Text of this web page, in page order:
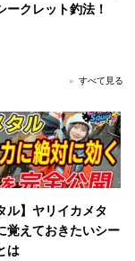
ークレット釣法！
すべて見る
ル】ヤリイカメタ
覚えておきたいシー
は